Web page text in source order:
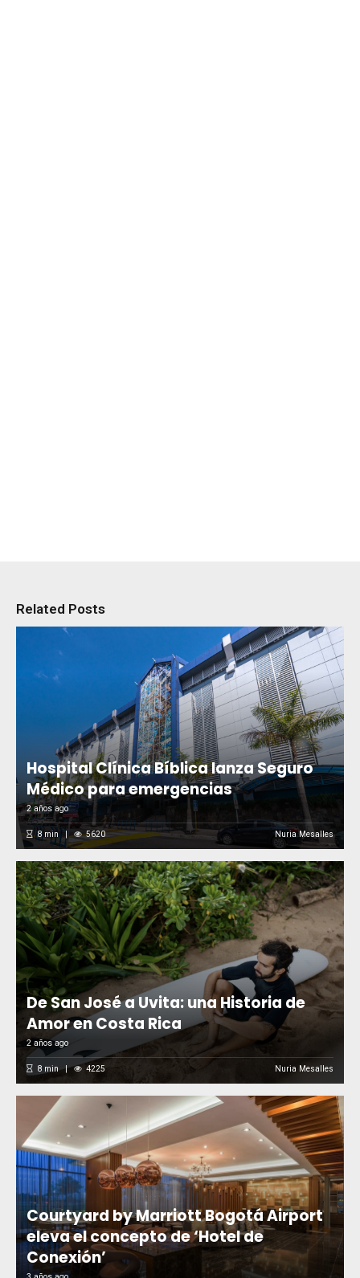
Related Posts
Hospital Clínica Bíblica lanza Seguro
Médico para emergencias
2 años ago
8min 5620 Nuria Mesalles
De San José a Uvita: una Historia de
Amor en Costa Rica
2 años ago
8min 4225 Nuria Mesalles
Courtyard by Marriott Bogotá Airport
eleva el concepto de ‘Hotel de
Conexión’